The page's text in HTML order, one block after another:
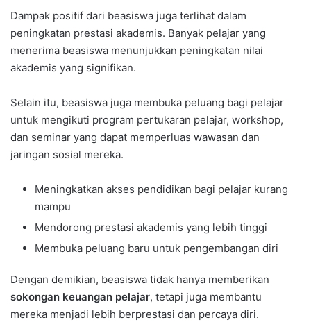
Dampak positif dari beasiswa juga terlihat dalam
peningkatan prestasi akademis. Banyak pelajar yang
menerima beasiswa menunjukkan peningkatan nilai
akademis yang signifikan.
Selain itu, beasiswa juga membuka peluang bagi pelajar
untuk mengikuti program pertukaran pelajar, workshop,
dan seminar yang dapat memperluas wawasan dan
jaringan sosial mereka.
Meningkatkan akses pendidikan bagi pelajar kurang
mampu
Mendorong prestasi akademis yang lebih tinggi
Membuka peluang baru untuk pengembangan diri
Dengan demikian, beasiswa tidak hanya memberikan
sokongan keuangan pelajar, tetapi juga membantu
mereka menjadi lebih berprestasi dan percaya diri.